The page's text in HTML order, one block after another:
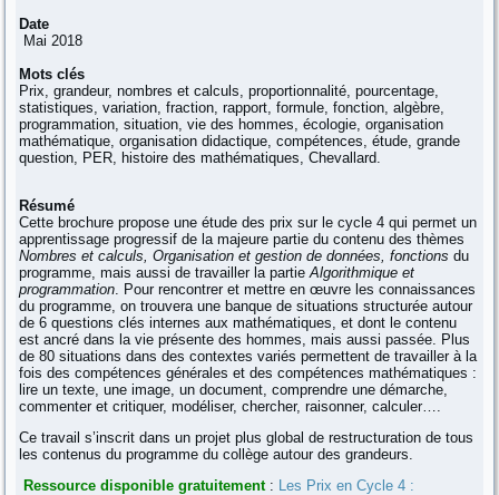
Date
Mai 2018
Mots clés
Prix, grandeur, nombres et calculs, proportionnalité, pourcentage,
statistiques, variation, fraction, rapport, formule, fonction, algèbre,
programmation, situation, vie des hommes, écologie, organisation
mathématique, organisation didactique, compétences, étude, grande
question, PER, histoire des mathématiques, Chevallard.
Résumé
Cette brochure propose une étude des prix sur le cycle 4 qui permet un
apprentissage progressif de la majeure partie du contenu des thèmes
Nombres et calculs, Organisation et gestion de données, fonctionsdu
programme, mais aussi de travailler la partieAlgorithmique et
programmation . Pour rencontrer et mettre en œuvre les connaissances
du programme, on trouvera une banque de situations structurée autour
de 6 questions clés internes aux mathématiques, et dont le contenu
est ancré dans la vie présente des hommes, mais aussi passée. Plus
de 80 situations dans des contextes variés permettent de travailler à la
fois des compétences générales et des compétences mathématiques :
lire un texte, une image, un document, comprendre une démarche,
commenter et critiquer, modéliser, chercher, raisonner, calculer….
Ce travail s’inscrit dans un projet plus global de restructuration de tous
les contenus du programme du collège autour des grandeurs.
Ressource disponible gratuitement : Les Prix en Cycle 4 :